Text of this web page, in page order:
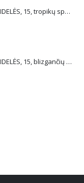
Plus Plus konstruktorius DIDELĖS, 15, tropikų spalvos
Plus Plus konstruktorius DIDELĖS, 15, blizgančių spalvų